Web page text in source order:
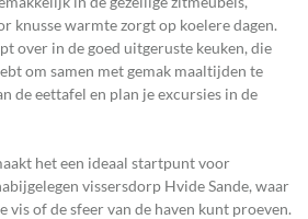
knusse warmte zorgt op koelere dagen.
over in de goed uitgeruste keuken, die
om samen met gemak maaltijden te
de eettafel en plan je excursies in de
het een ideaal startpunt voor
vissersdorp Hvide Sande, waar
vis of de sfeer van de haven kunt proeven.